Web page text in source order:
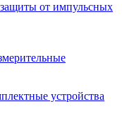
от импульсных
устройства